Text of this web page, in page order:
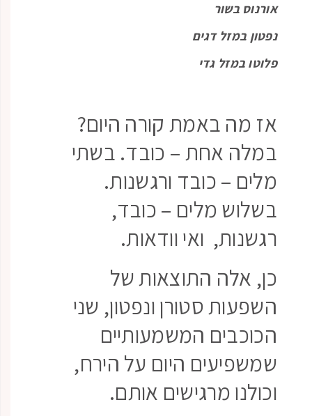
אורנוס בשור
נפטון במזל דגים
פלוטו במזל גדי
אז מה באמת קורה היום?
במלה אחת – כובד. בשתי
מלים – כובד ורגשנות.
בשלוש מלים – כובד,
רגשנות, ואי וודאות.
כן, אלה התוצאות של
השפעות סטורן ונפטון, שני
הכוכבים המשמעותיים
שמשפיעים היום על הירח,
וכולנו מרגישים אותם.